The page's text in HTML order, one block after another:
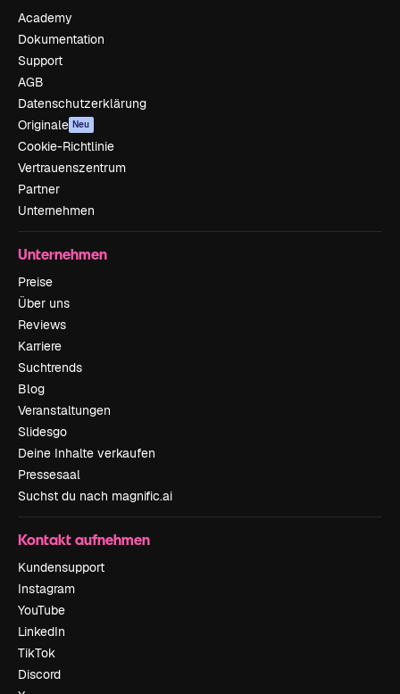
Academy
Dokumentation
Support
AGB
Datenschutzerklärung
Originale Neu
Cookie-Richtlinie
Vertrauenszentrum
Partner
Unternehmen
Unternehmen
Preise
Über uns
Reviews
Karriere
Suchtrends
Blog
Veranstaltungen
Slidesgo
Deine Inhalte verkaufen
Pressesaal
Suchst du nach magnific.ai
Kontakt aufnehmen
Kundensupport
Instagram
YouTube
LinkedIn
TikTok
Discord